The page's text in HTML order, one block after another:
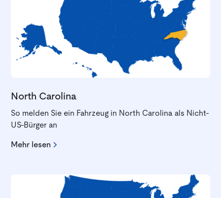
North Carolina
So melden Sie ein Fahrzeug in North Carolina als Nicht-
US-Bürger an
Mehr lesen